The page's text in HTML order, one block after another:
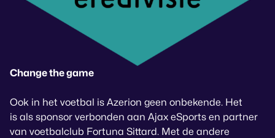
Change the game
Ook in het voetbal is Azerion geen onbekende. Het
is als sponsor verbonden aan Ajax eSports en partner
van voetbalclub Fortuna Sittard. Met de andere